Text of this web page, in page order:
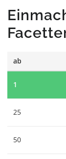
ab
1
25
50